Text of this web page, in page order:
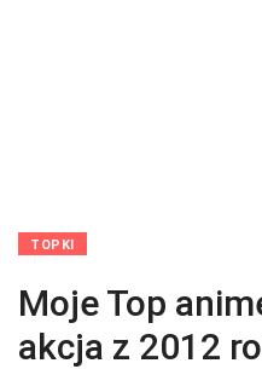
TOPKI
Moje Top
akcja z 2012